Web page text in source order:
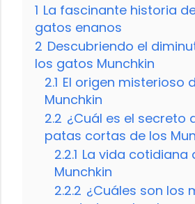
1 La fascinante historia
gatos enanos
2 Descubriendo el
los gatos Munchkin
2.1 El origen misterioso
Munchkin
2.2 ¿Cuál es el secreto
patas cortas de los
2.2.1 La vida cotidiana
Munchkin
2.2.2 ¿Cuáles son los